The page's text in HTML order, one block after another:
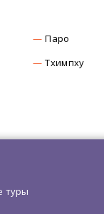
Паро
Тхимпху
туры